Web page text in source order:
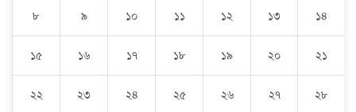
৮ ৯ ১০ ১১ ১২ ১৩ ১৪
১৫ ১৬ ১৭ ১৮ ১৯ ২০ ২১
২২ ২৩ ২৪ ২৫ ২৬ ২৭ ২৮